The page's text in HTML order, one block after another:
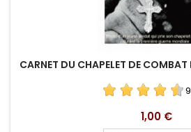
CARNET DU CHAPELET DE COMBAT
Prix
1,00 €